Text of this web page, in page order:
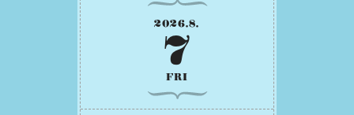
2026.8.
7
FRI